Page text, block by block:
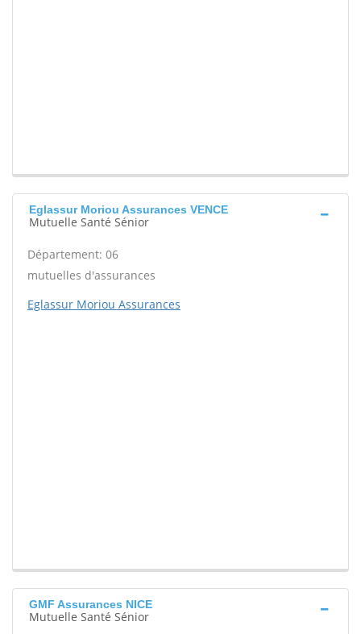
Eglassur Moriou Assurances VENCE
Mutuelle Santé Sénior
Département: 06
mutuelles d'assurances
Eglassur Moriou Assurances
GMF Assurances NICE
Mutuelle Santé Sénior